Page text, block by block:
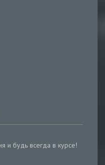
и будь всегда в курсе!